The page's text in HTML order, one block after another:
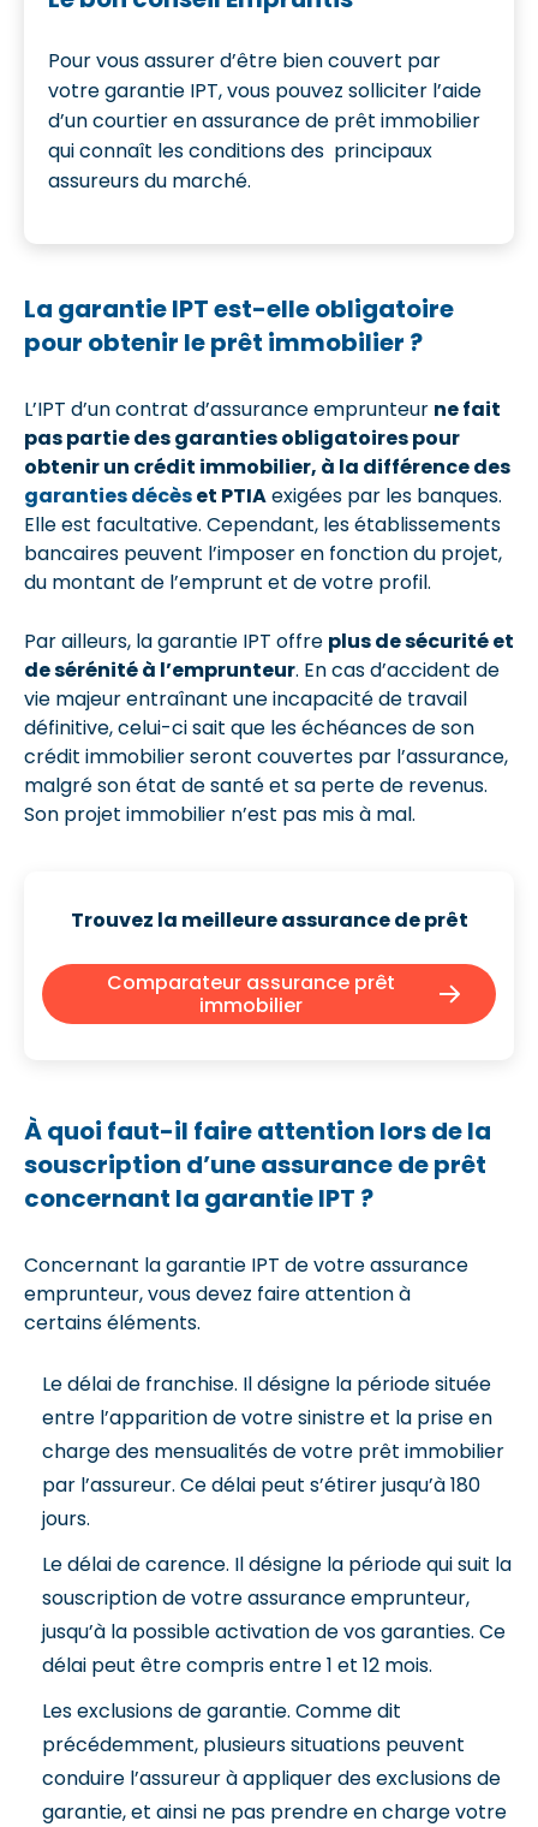
Pour vous assurer d’être bien couvert par
votre garantie IPT, vous pouvez solliciter l’aide
d’un courtier en assurance de prêt immobilier
qui connaît les conditions des principaux
assureurs du marché.
La garantie IPT est-elle obligatoire
pour obtenir le prêt immobilier ?
L’IPT d’un contrat d’assurance emprunteur ne fait
pas partie des garanties obligatoires pour
obtenir un crédit immobilier, à la différence des
garanties décèset PTIAexigées par les banques.
Elle est facultative. Cependant, les établissements
bancaires peuvent l’imposer en fonction du projet,
du montant de l’emprunt et de votre profil.
Par ailleurs, la garantie IPT offre plus de sécurité et
de sérénité à l’emprunteur. En cas d’accident de
vie majeur entraînant une incapacité de travail
définitive, celui-ci sait que les échéances de son
crédit immobilier seront couvertes par l’assurance,
malgré son état de santé et sa perte de revenus.
Son projet immobilier n’est pas mis à mal.
Trouvez la meilleure assurance de prêt
Comparateur assurance prêt
immobilier
À quoi faut-il faire attention lors de la
souscription d’une assurance de prêt
concernant la garantie IPT ?
Concernant la garantie IPT de votre assurance
emprunteur, vous devez faire attention à
certains éléments.
Le délai de franchise. Il désigne la période située
entre l’apparition de votre sinistre et la prise en
charge des mensualités de votre prêt immobilier
par l’assureur. Ce délai peut s’étirer jusqu’à 180
jours.
Le délai de carence. Il désigne la période qui suit la
souscription de votre assurance emprunteur,
jusqu’à la possible activation de vos garanties. Ce
délai peut être compris entre 1 et 12 mois.
Les exclusions de garantie. Comme dit
précédemment, plusieurs situations peuvent
conduire l’assureur à appliquer des exclusions de
garantie, et ainsi ne pas prendre en charge votre